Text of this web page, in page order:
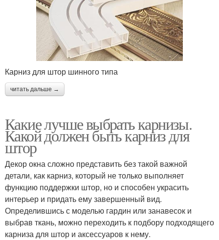
Карниз для штор шинного типа
читать дальше →
Какие лучше выбрать карнизы.
Какой должен быть карниз для
штор
Декор окна сложно представить без такой важной
детали, как карниз, который не только выполняет
функцию поддержки штор, но и способен украсить
интерьер и придать ему завершенный вид.
Определившись с моделью гардин или занавесок и
выбрав ткань, можно переходить к подбору подходящего
карниза для штор и аксессуаров к нему.